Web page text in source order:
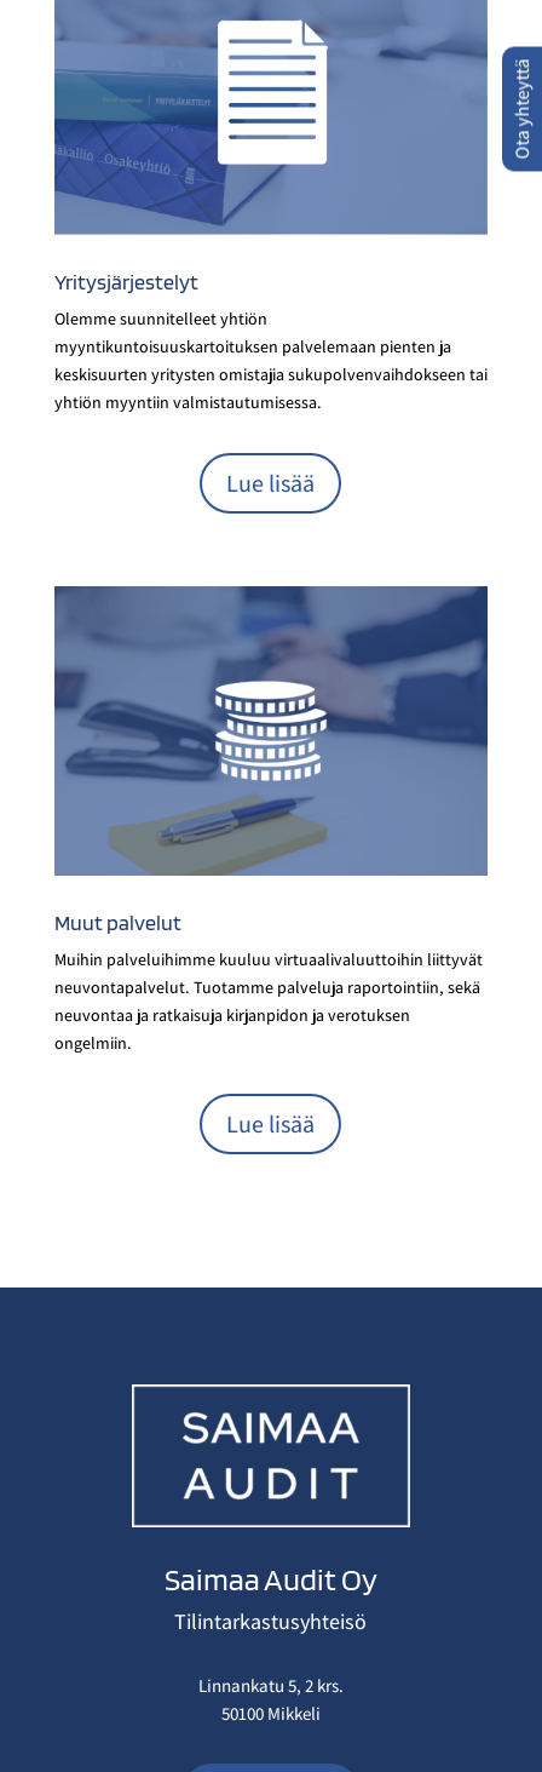
Yritysjärjestelyt
Olemme suunnitelleet yhtiön
myyntikuntoisuuskartoituksen palvelemaan pienten ja
keskisuurten yritysten omistajia sukupolvenvaihdokseen tai
yhtiön myyntiin valmistautumisessa.
Lue lisää
Muut palvelut
Muihin palveluihimme kuuluu virtuaali­valuuttoihin liittyvät
neuvonta­palvelut. Tuotamme palveluja raportointiin, sekä
neuvontaa ja ratkaisuja kirjanpidon ja verotuksen
ongelmiin.
Lue lisää
Saimaa Audit Oy
Tilintarkastusyhteisö
Linnankatu 5, 2 krs.
50100 Mikkeli
Ota yhteyttä